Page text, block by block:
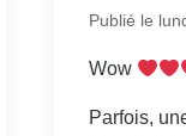
Publié le
Wow
Parfois,